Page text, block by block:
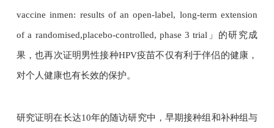
vaccine inmen: results of an open-label, long-term extension
of a randomised,placebo-controlled, phase 3 trial」的研究成
果，也再次证明男性接种HPV疫苗不仅有利于伴侣的健康，
对个人健康也有长效的保护。
研究证明在长达10年的随访研究中，早期接种组和补种组与